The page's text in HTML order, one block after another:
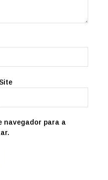
navegador para a